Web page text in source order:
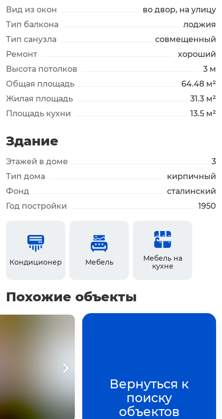
Вид из окон
во двор, на улицу
Тип балкона
лоджия
Тип санузла
совмещенный
Ремонт
хороший
Высота потолков
3 м
Общая площадь
64.48 м²
Жилая площадь
31.3 м²
Площадь кухни
13.5 м²
Здание
Этажей в доме
3
Тип дома
кирпичный
Фонд
сталинский
Год постройки
1950
Кондиционер Мебель
Мебель на
кухне
Похожие объекты
Вернуться к
поиску
объектов